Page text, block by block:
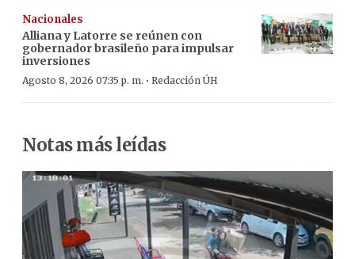
Nacionales
Alliana y Latorre se reúnen con
gobernador brasileño para impulsar
inversiones
Agosto 8, 2026 07:35 p. m. · Redacción ÚH
Notas más leídas